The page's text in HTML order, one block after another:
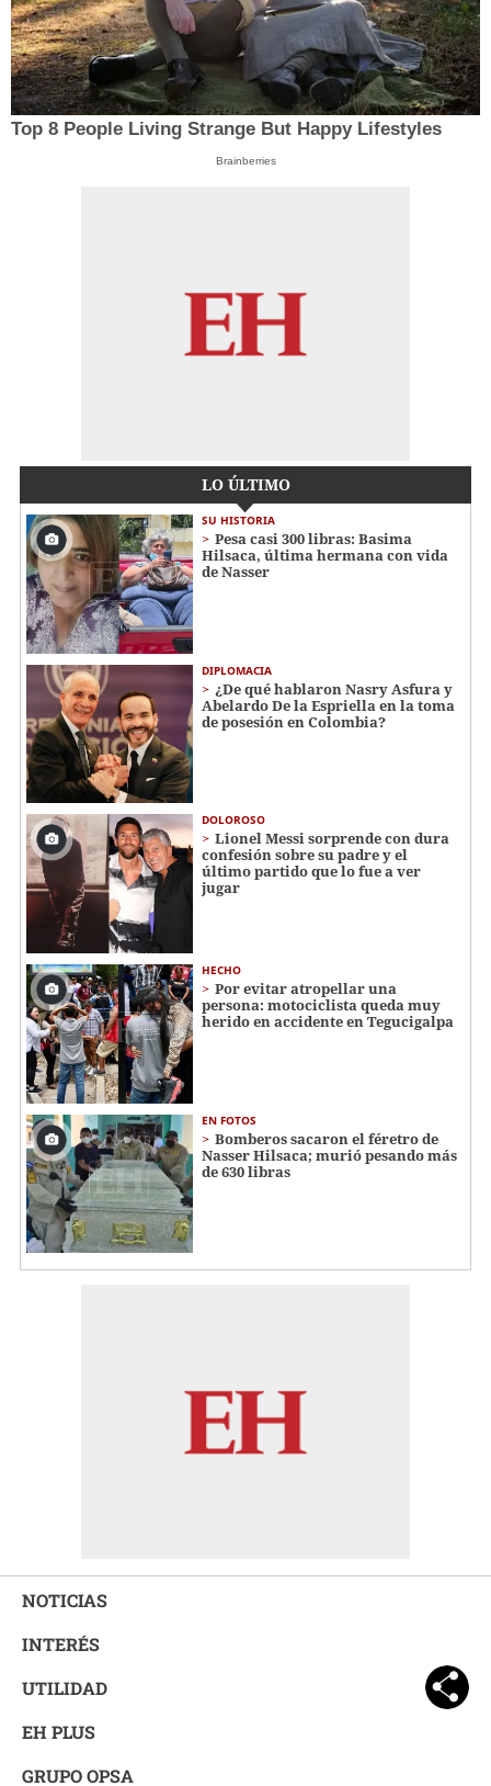
Top 8 People Living Strange But Happy Lifestyles
Brainberries
LO ÚLTIMO
SU HISTORIA
Pesa casi 300 libras: Basima
Hilsaca, última hermana con vida
de Nasser
DIPLOMACIA
¿De qué hablaron Nasry Asfura y
Abelardo De la Espriella en la toma
de posesión en Colombia?
DOLOROSO
Lionel Messi sorprende con dura
confesión sobre su padre y el
último partido que lo fue a ver
jugar
HECHO
Por evitar atropellar una
persona: motociclista queda muy
herido en accidente en Tegucigalpa
EN FOTOS
Bomberos sacaron el féretro de
Nasser Hilsaca; murió pesando más
de 630 libras
NOTICIAS
INTERÉS
UTILIDAD
EH PLUS
GRUPO OPSA